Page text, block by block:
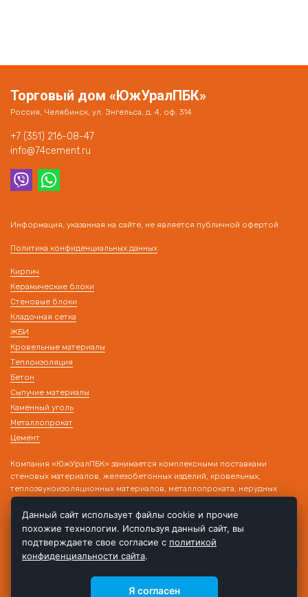
Торговый дом «ЮжУралПБК»
Россия, Челябинск, ул. Энгельса, д. 4, оф. 314
+7 (351) 216-08-47
info@74cement.ru
Информация, указанная на сайте, не является публичной офертой
Политика конфиденциальных данных
Кирпич
Керамические блоки
Стеновые блоки
Кладочная сетка
ЖБИ
Кровельные материалы
Теплоизоляция
Бетон
Сыпучие материалы
Каменный уголь
Металлопрокат
Цемент
Компания «ЮжУралПБК» занимается комплексными поставками
стеновых материалов, железобетонных изделий, кровельных,
теплозвукоизоляционных материалов, металлопроката, нерудных
материалов на строительные объекты. Наличие собственного
транспорта и склада позволяет производить поставку товара в день
обращения!
Данный сайт использует файлы cookie и прочие
похожие технологии. Используя данный сайт, вы
подтверждаете свое согласие с политикой
конфиденциальности сайта.
Я согласен